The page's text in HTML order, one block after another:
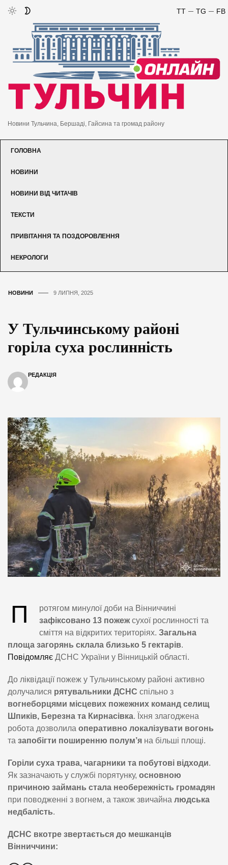
FB
TG
TT
Новини Тульчина, Бершаді, Гайсина та громад району
ГОЛОВНА
НОВИНИ
НОВИНИ ВІД ЧИТАЧІВ
ТЕКСТИ
ПРИВІТАННЯ ТА ПОЗДОРОВЛЕННЯ
НЕКРОЛОГИ
НОВИНИ 9 ЛИПНЯ, 2025
У Тульчинському районі
горіла суха рослинність
РЕДАКЦІЯ
П
ротягом минулої доби на Вінниччині
зафіксовано 13 пожеж сухої рослинності та
сміття на відкритих територіях. Загальна
площа загорянь склала близько 5 гектарів.
Повідомляє ДСНС України у Вінницькій області.
До ліквідації пожеж у Тульчинському районі активно
долучалися рятувальники ДСНС спільно з
вогнеборцями місцевих пожежних команд селищ
Шпиків, Березна та Кирнасівка. Їхня злагоджена
робота дозволила оперативно локалізувати вогонь
та запобігти поширенню полум’я на більші площі.
Горіли суха трава, чагарники та побутові відходи.
Як зазначають у службі порятунку, основною
причиною займань стала необережність громадян
при поводженні з вогнем, а також звичайна людська
недбалість.
ДСНС вкотре звертається до мешканців
Вінниччини: